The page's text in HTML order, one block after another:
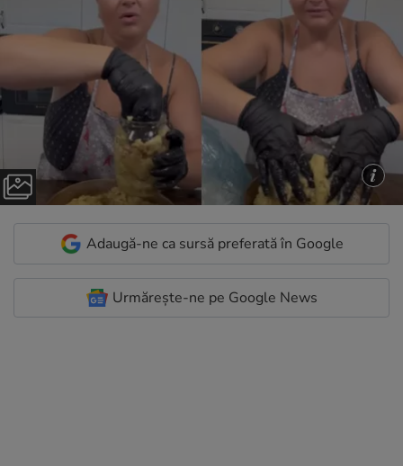
Adaugă-ne ca sursă preferată în Google
Urmărește-ne pe Google News